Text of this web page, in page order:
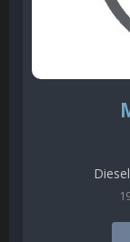
Diesel